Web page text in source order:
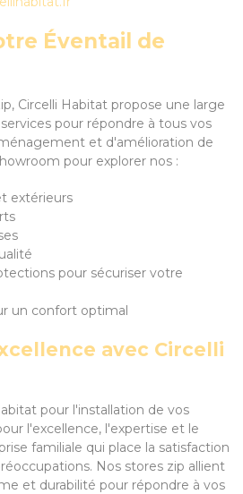
Éventail de
Circelli Habitat propose une large
pour répondre à tous vos
et d'amélioration de
pour explorer nos :
extérieurs
pour sécuriser votre
un confort optimal
avec Circelli
pour l'installation de vos
l'excellence, l'expertise et le
familiale qui place la satisfaction
Nos stores zip allient
et durabilité pour répondre à vos